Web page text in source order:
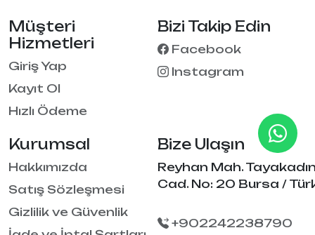
Kurumsal
Hakkımızda
Satış Sözleşmesi
Gizlilik ve Güvenlik
Müşteri
Hizmetleri
Giriş Yap
Kayıt Ol
Hızlı Ödeme
Bizi Takip Edin
Facebook
Instagram
Bize Ulaşın
Reyhan Mah.
Cad. No: 20 Bursa /
+902242238790